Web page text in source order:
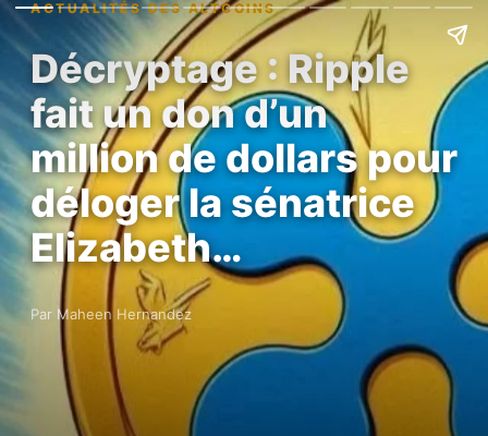
ACTUALITÉS DES ALTCOINS
Décryptage : Ripple
fait un don d’un
million de dollars pour
déloger la sénatrice
Elizabeth…
Par Maheen Hernandez